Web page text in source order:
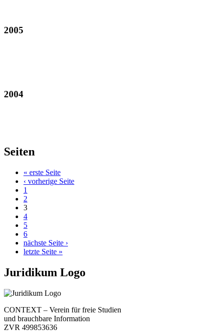
2005
2004
Seiten
« erste Seite
‹ vorherige Seite
1
2
3
4
5
6
nächste Seite ›
letzte Seite »
Juridikum Logo
CONTEXT – Verein für freie Studien
und brauchbare Information
ZVR 499853636